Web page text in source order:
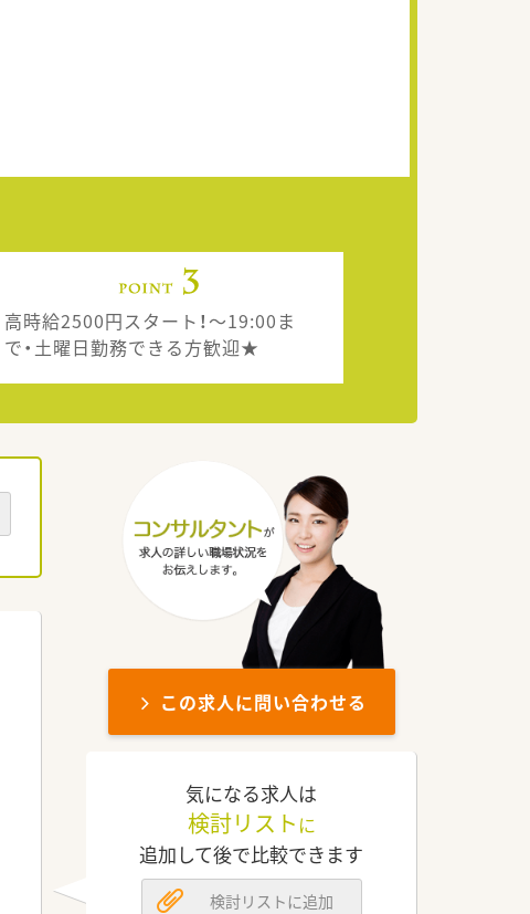
高時給2500円スタート！～19:00ま
で・土曜日勤務できる方歓迎★
この求人に問い合わせる
気になる求人は
検討リスト に
追加して後で比較できます
検討リストに追加